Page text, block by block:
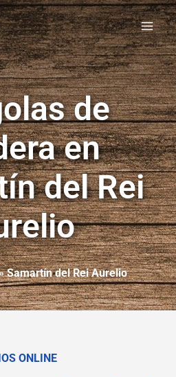
de
en
del Rei
Samartín del Rei Aurelio
ONLINE